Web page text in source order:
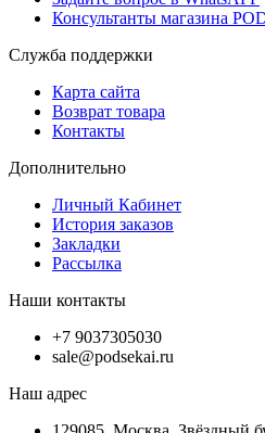
Консультанты магазина
Служба поддержки
Карта сайта
Возврат товара
Контакты
Дополнительно
Личный Кабинет
История заказов
Закладки
Рассылка
Наши контакты
+7 9037305030
sale@podsekai.ru
Наш адрес